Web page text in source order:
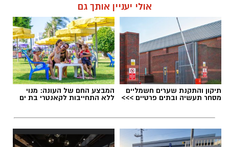
אולי יעניין אותך גם
תיקון והתקנת שערים חשמליים
מסחר תעשיה ובתים פרטיים >>>
המבצע החם של העונה: מנוי
ללא התחייבות לקאנטרי בת ים